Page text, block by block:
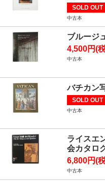
SOLD OUT
中古本
ブルージ
4,500円(
中古本
バチカン
SOLD OUT
中古本
ライスエ
会カタロ
6,800円(
中古本